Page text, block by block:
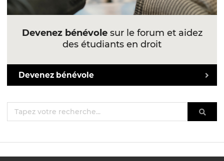
Devenez bénévolesur le forum et aidez
des étudiants en droit
Devenez bénévole